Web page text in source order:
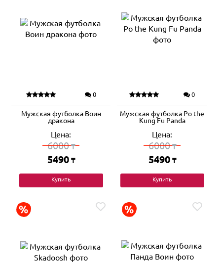
0
Мужская футболка Воин
дракона
Цена:
6000₸
5490 ₸
Купить
0
Мужская футболка Po the
Kung Fu Panda
Цена:
6000₸
5490 ₸
Купить